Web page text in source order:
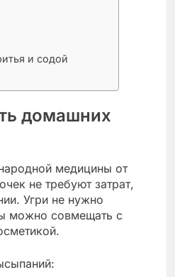
и содой
домашних
медицины от
не требуют затрат,
Угри не нужно
можно совмещать с